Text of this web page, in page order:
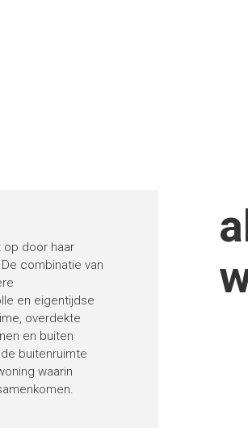
op door haar
combinatie van
en eigentijdse
overdekte
en buiten
buitenruimte
waarin